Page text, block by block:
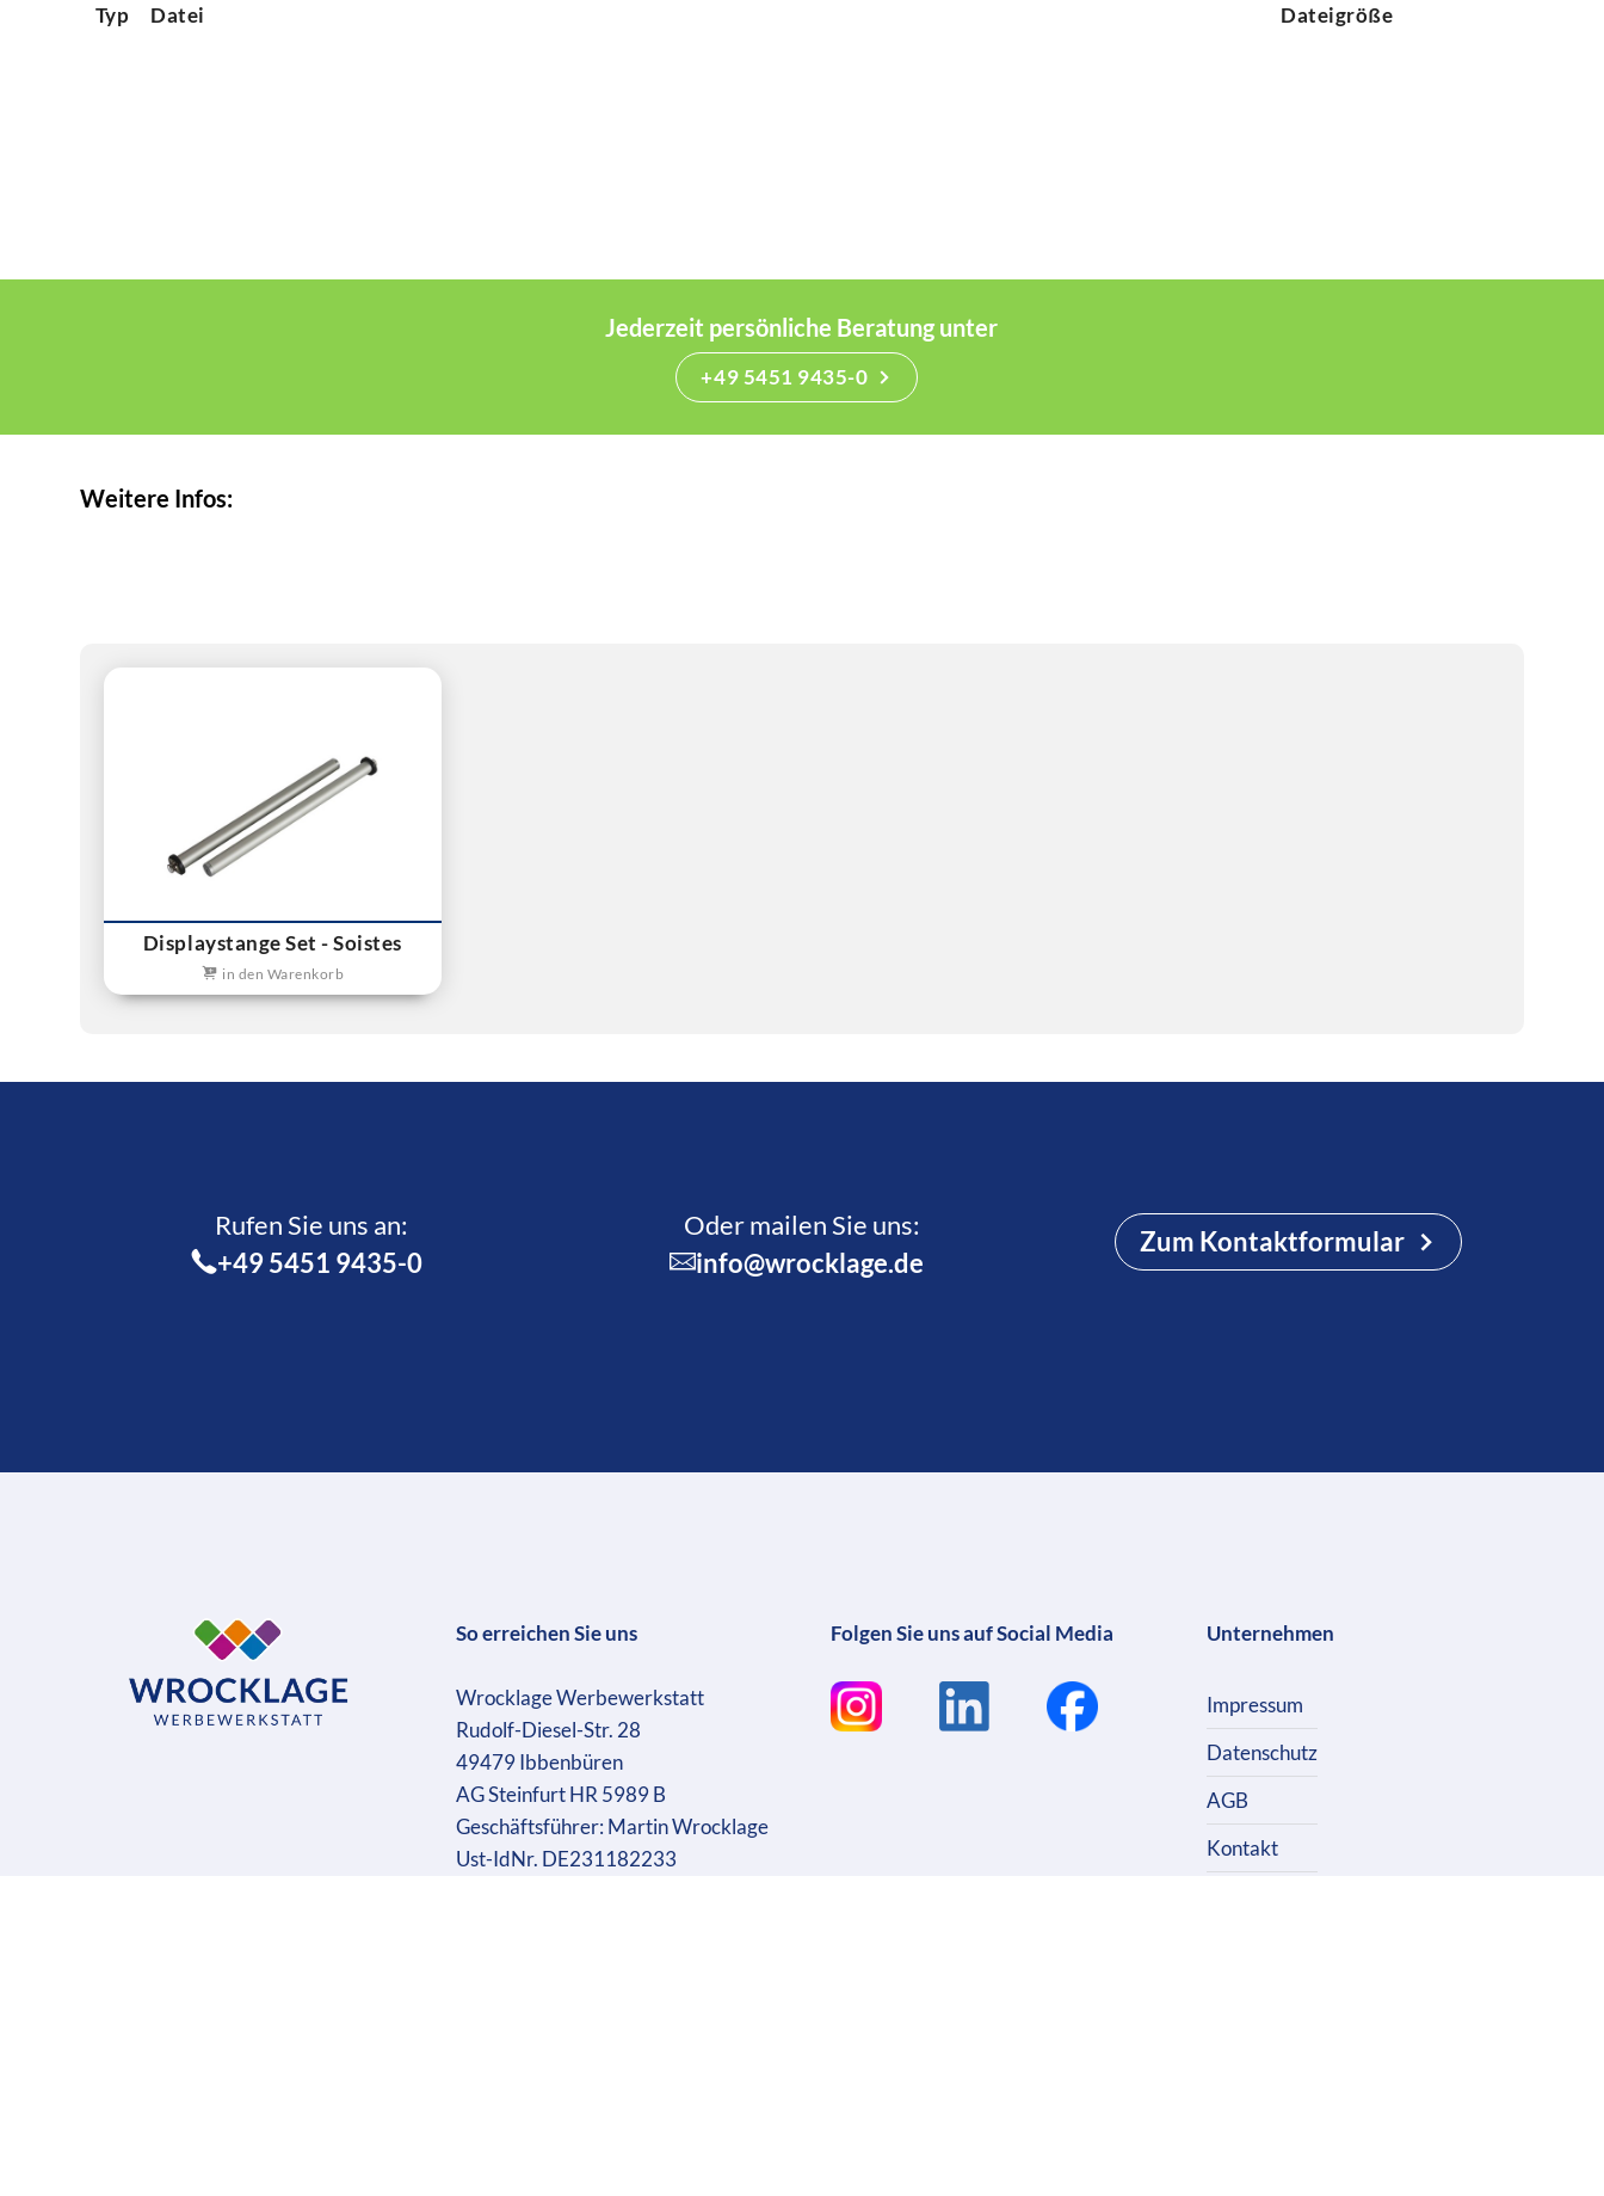
Typ Datei Dateigröße
Jederzeit persönliche Beratung unter
+49 5451 9435-0
Weitere Infos:
Displaystange Set - Soistes
in den Warenkorb
Rufen Sie uns an:­
+49 5451 9435-0
Oder mailen Sie uns:
info@wrocklage.de
Zum Kontaktformular
So erreichen Sie uns
Wrocklage Werbewerkstatt
Rudolf-Diesel-Str. 28
49479 Ibbenbüren
AG Steinfurt HR 5989 B
Geschäftsführer: Martin Wrocklage
Ust-IdNr. DE231182233
Folgen Sie uns auf Social Media Unternehmen
Impressum
Datenschutz
AGB
Kontakt